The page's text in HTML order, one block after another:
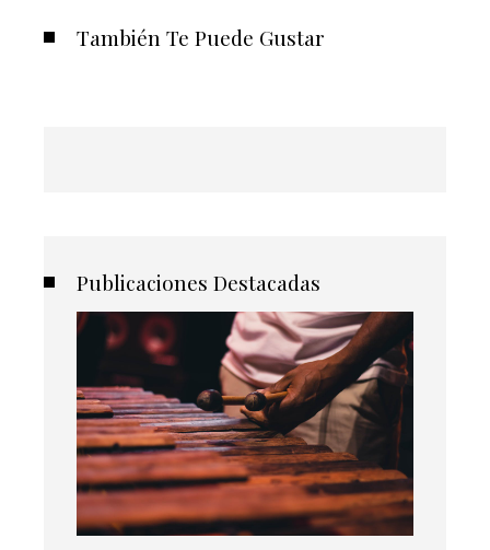
También Te Puede Gustar
Publicaciones Destacadas